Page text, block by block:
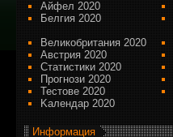
Айфел 2020
Белгия 2020
Великобритания 2020
Австрия 2020
Статистики 2020
Прогнози 2020
Тестове 2020
Kалендар 2020
Информация